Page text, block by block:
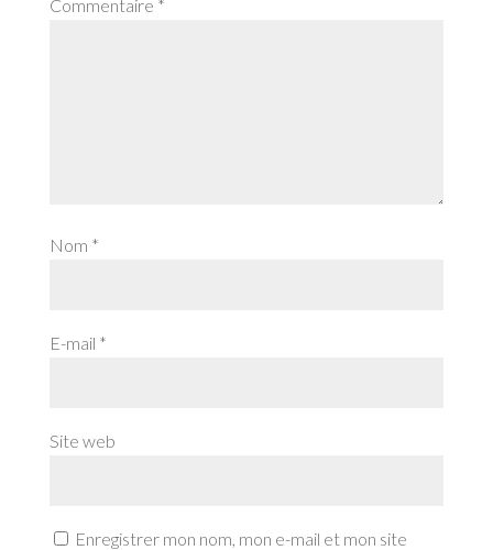
Commentaire *
Nom *
E-mail *
Site web
Enregistrer mon nom, mon e-mail et mon site